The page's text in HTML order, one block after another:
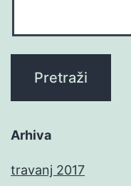
Arhiva
travanj 2017